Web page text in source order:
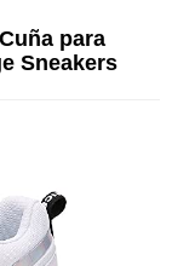
para
Sneakers